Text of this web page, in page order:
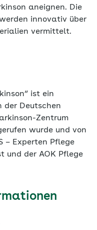
aneignen. Die
innovativ über
vermittelt.
ist ein
der Deutschen
Zentrum
wurde und von
– Experten Pflege
und der AOK Pflege